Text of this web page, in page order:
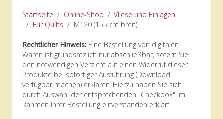
Startseite Online-Shop
Vliese und Einlagen
Für Quilts
M120 (155 cm breit)
Rechtlicher Hinweis: Eine Bestellung von digitalen
Waren ist grundsätzlich nur abschließbar, sofern Sie
den notwendigen Verzicht auf einen Widerruf dieser
Produkte bei sofortiger Ausführung (Download
verfügbar machen) erklären. Hierzu haben Sie sich
durch Auswahl der entsprechenden "Checkbox" im
Rahmen Ihrer Bestellung einverstanden erklärt.